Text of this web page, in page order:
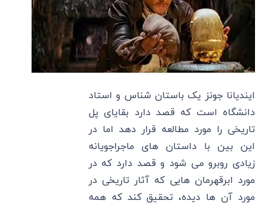
ایندیانا جونز یک باستان شناس و استاد
دانشگاه است که قصد دارد بقایای پل
تاریخی را مورد مطالعه قرار دهد اما در
این بین با داستان های ماجراجویانه
زیادی روبرو می‌ شود و قصد دارد که در
مورد ابرقهرمان هایی که آثار تاریخی در
مورد آن ها دیده، تحقیق کند که همه